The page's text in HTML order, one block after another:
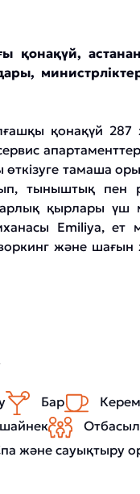
қонақүй,
қонақүй
тамаша
тыныштық пен
қырлары
Emiliya, ет
және шағын
Бар
және сауықтыру